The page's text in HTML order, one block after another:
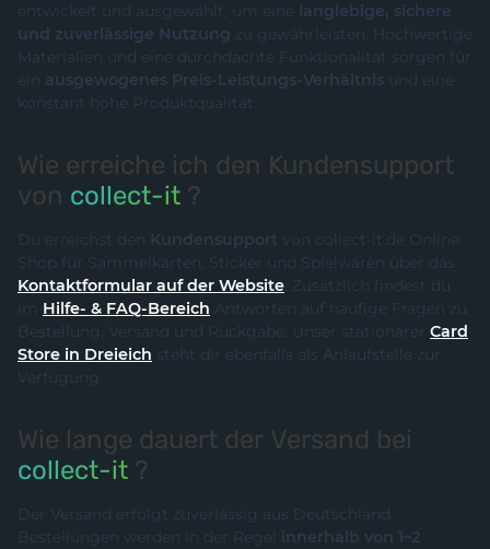
entwickelt und ausgewählt, um eine langlebige, sichere
und zuverlässige Nutzung zu gewährleisten. Hochwertige
Materialien und eine durchdachte Funktionalität sorgen für
ein ausgewogenes Preis-Leistungs-Verhältnis und eine
konstant hohe Produktqualität.
Wie erreiche ich den Kundensupport
von collect-it ?
Du erreichst den Kundensupport von collect-it.de Online
Shop für Sammelkarten, Sticker und Spielwaren über das
Kontaktformular auf der Website. Zusätzlich findest du
im Hilfe- & FAQ-Bereich Antworten auf häufige Fragen zu
Bestellung, Versand und Rückgabe. Unser stationärer Card
Store in Dreieich steht dir ebenfalls als Anlaufstelle zur
Verfügung.
Wie lange dauert der Versand bei
collect-it ?
Der Versand erfolgt zuverlässig aus Deutschland.
Bestellungen werden in der Regel innerhalb von 1–2